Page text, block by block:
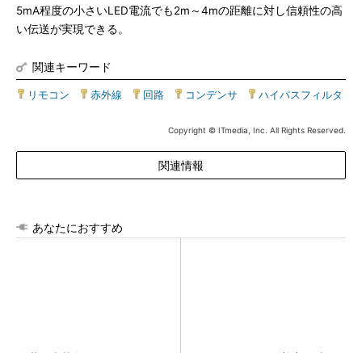
5mA程度の小さいLED電流でも2m～4mの距離に対し信頼性の高
い伝送が実現できる。
関連キーワード
リモコン 赤外線 回路 コンデンサ ハイパスフィルタ
Copyright © ITmedia, Inc. All Rights Reserved.
関連情報
あなたにおすすめ